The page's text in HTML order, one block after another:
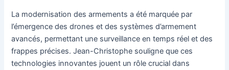
La modernisation des armements a été marquée par
l’émergence des drones et des systèmes d’armement
avancés, permettant une surveillance en temps réel et des
frappes précises. Jean-Christophe souligne que ces
technologies innovantes jouent un rôle crucial dans